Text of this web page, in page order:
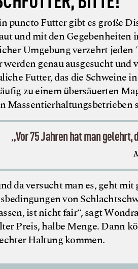
puncto Futter gibt es große
und mit den
Umgebung verzehrt
werden genau ausgesucht
Futter, das die Schweine
zu einem übersäuerten
Massentierhaltungsbetrieben
„Vor 75 Jahren hat man gelehrt,
da versucht man es, geht
von
ist nicht fair“, sagt
Preis, halbe Menge. Dann
Haltung kommen.